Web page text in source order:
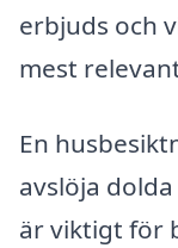
erbjuds och
mest
En
avslöja
är viktigt för